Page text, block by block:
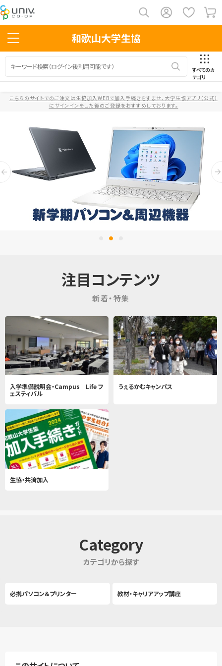
和歌山大学生協
すべてのカ
テゴリ
こちらのサイトでのご注文は生協加入WEBで加入手続きをすませ、大学生協アプリ（公式）
にサインインをした後のご登録をおすすめしております。
注目コンテンツ
新着・特集
入学準備説明会・Campus Life フ
ェスティバル
うぇるかむキャンパス
生協・共済加入
Category
カテゴリから探す
必携パソコン＆プリンター 教材・キャリアアップ講座